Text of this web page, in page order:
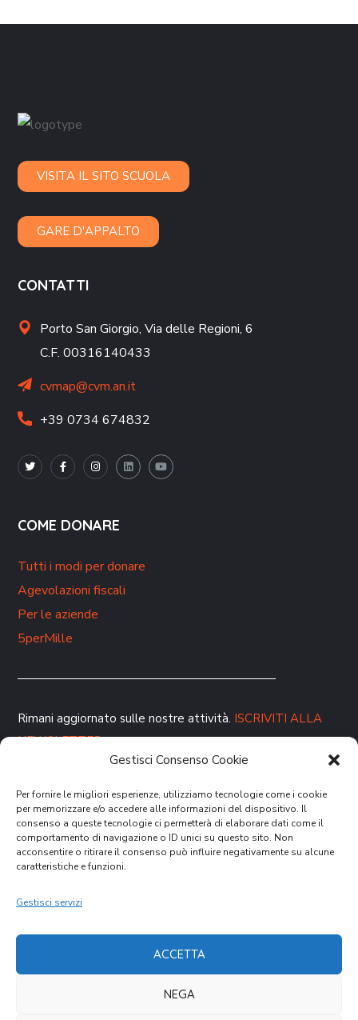
Gestisci Consenso Cookie
Per fornire le migliori esperienze, utilizziamo tecnologie come i cookie
per memorizzare e/o accedere alle informazioni del dispositivo. Il
consenso a queste tecnologie ci permetterà di elaborare dati come il
comportamento di navigazione o ID unici su questo sito. Non
acconsentire o ritirare il consenso può influire negativamente su alcune
caratteristiche e funzioni.
Gestisci servizi
ACCETTA
NEGA
VISITA IL SITO SCUOLA
GARE D'APPALTO
CONTATTI
Porto San Giorgio,Via delle Regioni, 6
C.F. 00316140433
cvmap@cvm.an.it
+39 0734 674832
COME DONARE
Tutti i modi per donare
Agevolazioni fiscali
Per le aziende
5perMille
Rimani aggiornato sulle nostre attività. ISCRIVITI ALLA
NEWSLETTER